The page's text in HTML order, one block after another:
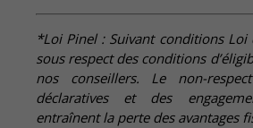
*Loi Pinel : Suivant conditions Loi
sous respect des conditions
nos conseillers. Le non-
déclaratives et des
entraînent la perte des avantages